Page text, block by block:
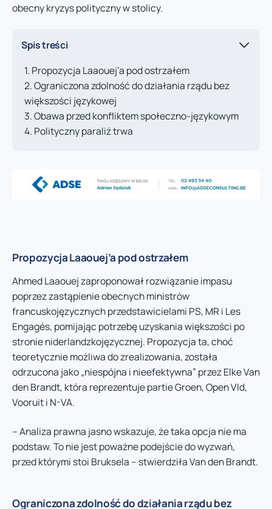
obecny kryzys polityczny w stolicy.
Spis treści
Propozycja Laaouej’a pod ostrzałem
Ograniczona zdolność do działania rządu bez
większości językowej
Obawa przed konfliktem społeczno-językowym
Polityczny paraliż trwa
Propozycja Laaouej’a pod ostrzałem
Ahmed Laaouej zaproponował rozwiązanie impasu
poprzez zastąpienie obecnych ministrów
francuskojęzycznych przedstawicielami PS, MR i Les
Engagés, pomijając potrzebę uzyskania większości po
stronie niderlandzkojęzycznej. Propozycja ta, choć
teoretycznie możliwa do zrealizowania, została
odrzucona jako „niespójna i nieefektywna” przez Elke Van
den Brandt, która reprezentuje partie Groen, Open Vld,
Vooruit i N-VA.
– Analiza prawna jasno wskazuje, że taka opcja nie ma
podstaw. To nie jest poważne podejście do wyzwań,
przed którymi stoi Bruksela – stwierdziła Van den Brandt.
Ograniczona zdolność do działania rządu bez